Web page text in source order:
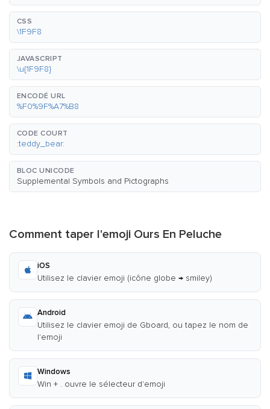
CSS
\1F9F8
JAVASCRIPT
\u{1F9F8}
ENCODÉ URL
%F0%9F%A7%B8
CODE COURT
:teddy_bear:
BLOC UNICODE
Supplemental Symbols and Pictographs
Comment taper l'emoji Ours En Peluche
iOS
Utilisez le clavier emoji (icône globe → smiley)
Android
Utilisez le clavier emoji de Gboard, ou tapez le nom de
l'emoji
Windows
Win + . ouvre le sélecteur d'emoji